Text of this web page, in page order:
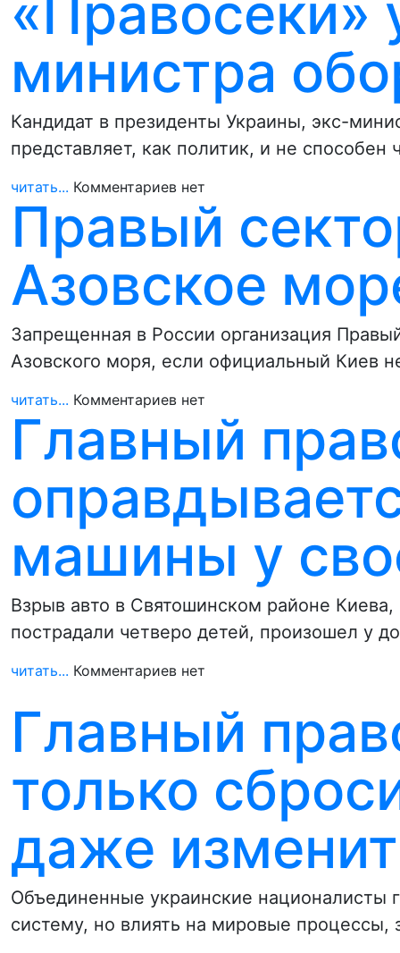
«Правосеки»
министра
Кандидат в президенты Украины, экс-
представляет, как политик, и не способен
читать... Комментариев нет
Правый
Азовское
Запрещенная в России организация
Азовского моря, если официальный Киев
читать... Комментариев нет
Главный
машины у
Взрыв авто в Святошинском районе Киева,
пострадали четверо детей, произошел у
читать... Комментариев нет
Главный
только
даже
Объединенные украинские националисты
систему, но влиять на мировые процессы,